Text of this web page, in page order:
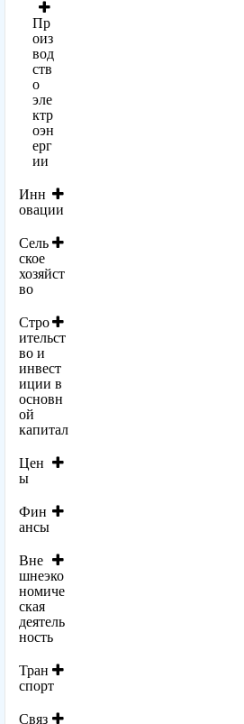
Пр
оиз
вод
ств
о
эле
ктр
оэн
ерг
ии
Инн
овации
Сель
ское
хозяйст
во
Стро
ительст
во и
инвест
иции в
основн
ой
капитал
Цен
ы
Фин
ансы
Вне
шнеэко
номиче
ская
деятель
ность
Тран
спорт
Связ